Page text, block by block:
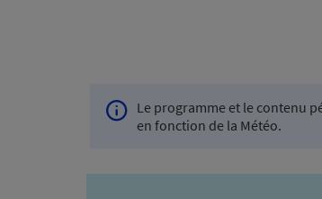
Info
Le programme et le contenu
en fonction de la Météo.